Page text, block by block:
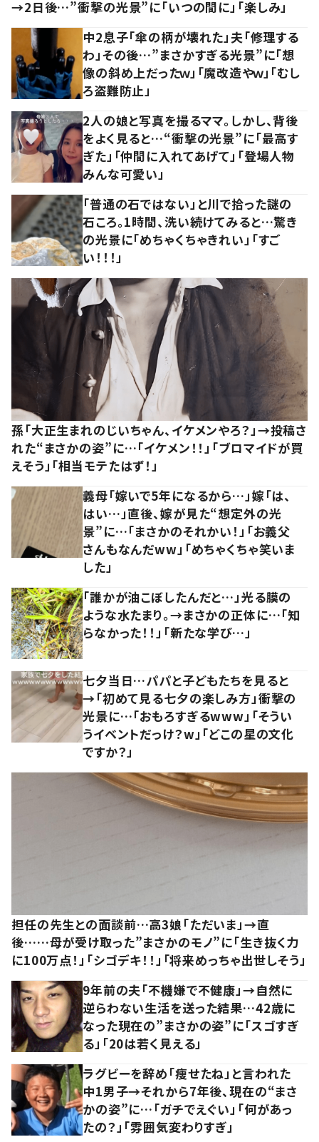
→2日後…”衝撃の光景”に「いつの間に」「楽しみ」
中2息子「傘の柄が壊れた」夫「修理する
わ」その後…”まさかすぎる光景”に「想
像の斜め上だったｗ」「魔改造やｗ」「むし
ろ盗難防止」
2人の娘と写真を撮るママ。しかし、背後
をよく見ると…“衝撃の光景”に「最高す
ぎた」「仲間に入れてあげて」「登場人物
みんな可愛い」
「普通の石ではない」と川で拾った謎の
石ころ。1時間、洗い続けてみると…驚き
の光景に「めちゃくちゃきれい」「すご
い！！！」
孫「大正生まれのじいちゃん、イケメンやろ？」→投稿さ
れた“まさかの姿”に…「イケメン！！」「ブロマイドが買
えそう」「相当モテたはず！」
義母「嫁いで5年になるから…」嫁「は、
はい…」直後、嫁が見た“想定外の光
景”に…「まさかのそれかい！」「お義父
さんもなんだww」「めちゃくちゃ笑いま
した」
「誰かが油こぼしたんだと…」光る膜の
ような水たまり。→まさかの正体に…「知
らなかった！！」「新たな学び…」
七夕当日…パパと子どもたちを見ると
→「初めて見る七夕の楽しみ方」衝撃の
光景に…「おもろすぎるwww」「そうい
うイベントだっけ？w」「どこの星の文化
ですか？」
担任の先生との面談前…高3娘「ただいま」→直
後……母が受け取った”まさかのモノ”に「生き抜く力
に100万点！」「シゴデキ！！」「将来めっちゃ出世しそう」
9年前の夫「不機嫌で不健康」→自然に
逆らわない生活を送った結果…42歳に
なった現在の”まさかの姿”に「スゴすぎ
る」「20は若く見える」
ラグビーを辞め「痩せたね」と言われた
中1男子→それから7年後、現在の“まさ
かの姿”に…「ガチでえぐい」「何があっ
たの？」「雰囲気変わりすぎ」